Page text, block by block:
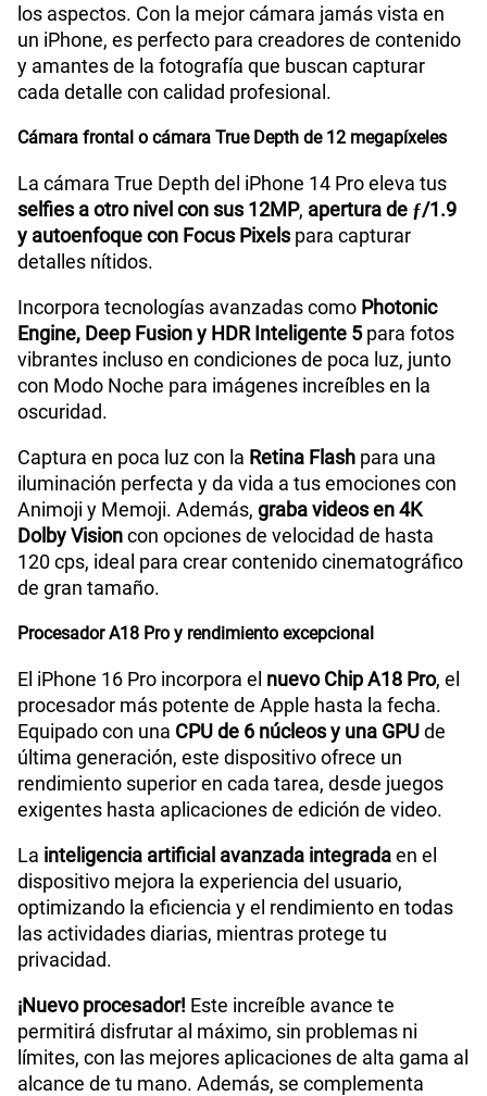
los aspectos. Con la mejor cámara jamás vista en
un iPhone, es perfecto para creadores de contenido
y amantes de la fotografía que buscan capturar
cada detalle con calidad profesional.
Cámara frontal o cámara True Depth de 12 megapíxeles
La cámara True Depth del iPhone 14 Pro eleva tus
selfies a otro nivel con sus 12MP, apertura de ƒ/1.9
y autoenfoque con Focus Pixelspara capturar
detalles nítidos.
Incorpora tecnologías avanzadas como Photonic
Engine, Deep Fusion y HDR Inteligente 5para fotos
vibrantes incluso en condiciones de poca luz, junto
con Modo Noche para imágenes increíbles en la
oscuridad.
Captura en poca luz con la Retina Flash para una
iluminación perfecta y da vida a tus emociones con
Animoji y Memoji. Además, graba videos en 4K
Dolby Visioncon opciones de velocidad de hasta
120 cps, ideal para crear contenido cinematográfico
de gran tamaño.
Procesador A18 Pro y rendimiento excepcional
El iPhone 16 Pro incorpora el nuevo Chip A18 Pro, el
procesador más potente de Apple hasta la fecha.
Equipado con una CPU de 6 núcleos y una GPUde
última generación, este dispositivo ofrece un
rendimiento superior en cada tarea, desde juegos
exigentes hasta aplicaciones de edición de video.
La inteligencia artificial avanzada integradaen el
dispositivo mejora la experiencia del usuario,
optimizando la eficiencia y el rendimiento en todas
las actividades diarias, mientras protege tu
privacidad.
¡Nuevo procesador! Este increíble avance te
permitirá disfrutar al máximo, sin problemas ni
límites, con las mejores aplicaciones de alta gama al
alcance de tu mano. Además, se complementa